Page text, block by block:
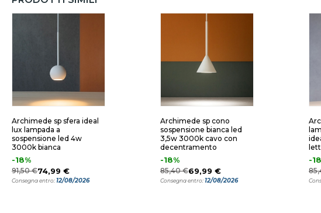
Archimede sp sfera ideal
lux lampada a
sospensione led 4w
3000k bianca
-18%
91,50 €74,99 €
Consegna entro:12/08/2026
Archimede sp cono
sospensione bianca led
3,5w 3000k cavo con
decentramento
-18%
85,40 €69,99 €
Consegna entro:12/08/2026
-